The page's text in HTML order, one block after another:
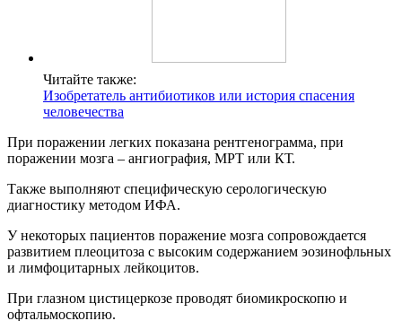
Читайте также:
Изобретатель антибиотиков или история спасения
человечества
При поражении легких показана рентгенограмма, при
поражении мозга – ангиография, МРТ или КТ.
Также выполняют специфическую серологическую
диагностику методом ИФА.
У некоторых пациентов поражение мозга сопровождается
развитием плеоцитоза с высоким содержанием эозинофльных
и лимфоцитарных лейкоцитов.
При глазном цистицеркозе проводят биомикроскопю и
офтальмоскопию.